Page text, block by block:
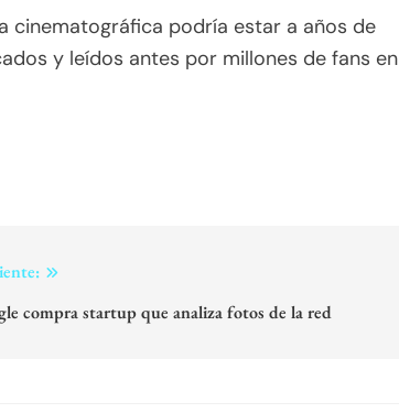
cinematográfica podría estar a años de
y leídos antes por millones de fans en
compra startup que analiza fotos de la red